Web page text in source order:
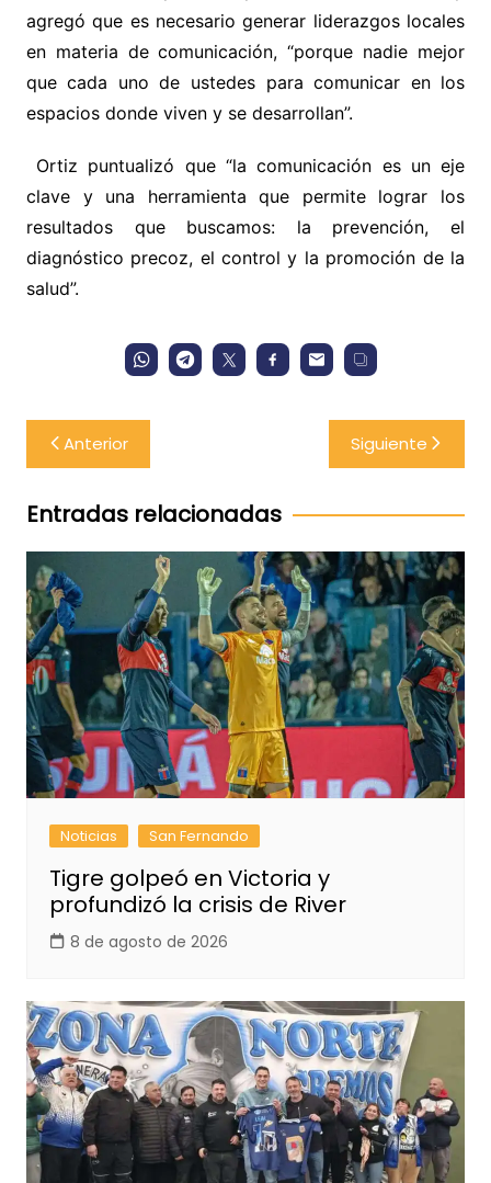
agregó que es necesario generar liderazgos locales
en materia de comunicación, “porque nadie mejor
que cada uno de ustedes para comunicar en los
espacios donde viven y se desarrollan”.
Ortiz puntualizó que “la comunicación es un eje
clave y una herramienta que permite lograr los
resultados que buscamos: la prevención, el
diagnóstico precoz, el control y la promoción de la
salud”.
Navegación
de
entradas
Anterior Siguiente
Entradas relacionadas
Noticias San Fernando
Tigre golpeó en Victoria y
profundizó la crisis de River
8 de agosto de 2026